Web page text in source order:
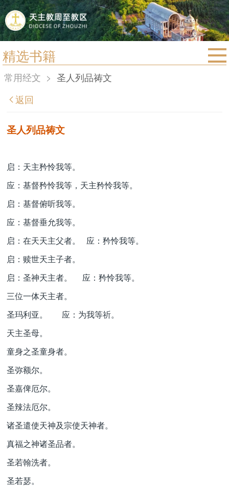
精选书籍
首页
宗教法规
教区简介
教会圣月
常用经文 > 圣人列品祷文
返回
圣人列品祷文
启：天主矜怜我等。
应：基督矜怜我等，天主矜怜我等。
启：基督俯听我等。
应：基督垂允我等。
启：在天天主父者。 应：矜怜我等。
启：赎世天主子者。
启：圣神天主者。 应：矜怜我等。
三位一体天主者。
圣玛利亚。 应：为我等祈。
天主圣母。
童身之圣童身者。
圣弥额尔。
圣嘉俾厄尔。
圣辣法厄尔。
诸圣遣使天神及宗使天神者。
真福之神诸圣品者。
圣若翰洗者。
圣若瑟。